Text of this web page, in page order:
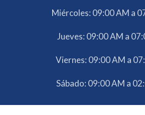
Miércoles: 09:00 AM a
Jueves: 09:00 AM a
Viernes: 09:00 AM a
Sábado: 09:00 AM a